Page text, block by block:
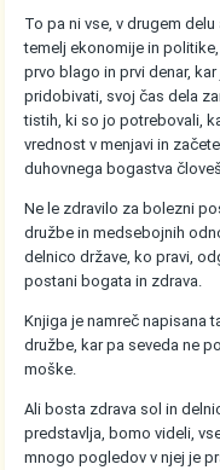
To pa ni vse, v drugem
temelj ekonomije in
prvo blago in prvi denar,
pridobivati, svoj čas dela
tistih, ki so jo potrebovali,
vrednost v menjavi in
duhovnega bogastva
Ne le zdravilo za bolezni
družbe in medsebojnih
delnico države, ko pravi,
postani bogata in zdrava.
Knjiga je namreč napisana
družbe, kar pa seveda ne
moške.
Ali bosta zdrava sol in
predstavlja, bomo videli,
mnogo pogledov v njej je